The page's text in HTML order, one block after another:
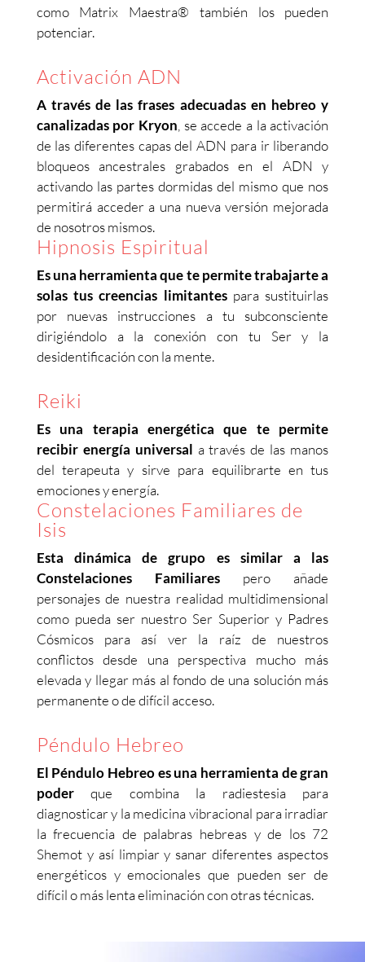
como Matrix Maestra® también los pueden
potenciar.
Activación ADN
A través de las frases adecuadas en hebreo y
canalizadas por Kryon , se accede a la activación
de las diferentes capas del ADN para ir liberando
bloqueos ancestrales grabados en el ADN y
activando las partes dormidas del mismo que nos
permitirá acceder a una nueva versión mejorada
de nosotros mismos.
Hipnosis Espiritual
Es una herramienta que te permite trabajarte a
solas tus creencias limitantespara sustituirlas
por nuevas instrucciones a tu subconsciente
dirigiéndolo a la conexión con tu Ser y la
desidentificación con la mente.
Reiki
Es una terapia energética que te permite
recibir energía universal a través de las manos
del terapeuta y sirve para equilibrarte en tus
emociones y energía.
Constelaciones Familiares de
Isis
Esta dinámica de grupo es similar a las
Constelaciones Familiarespero añade
personajes de nuestra realidad multidimensional
como pueda ser nuestro Ser Superior y Padres
Cósmicos para así ver la raíz de nuestros
conflictos desde una perspectiva mucho más
elevada y llegar más al fondo de una solución más
permanente o de difícil acceso.
Péndulo Hebreo
El Péndulo Hebreo es una herramienta de gran
poderque combina la radiestesia para
diagnosticar y la medicina vibracional para irradiar
la frecuencia de palabras hebreas y de los 72
Shemot y así limpiar y sanar diferentes aspectos
energéticos y emocionales que pueden ser de
difícil o más lenta eliminación con otras técnicas.